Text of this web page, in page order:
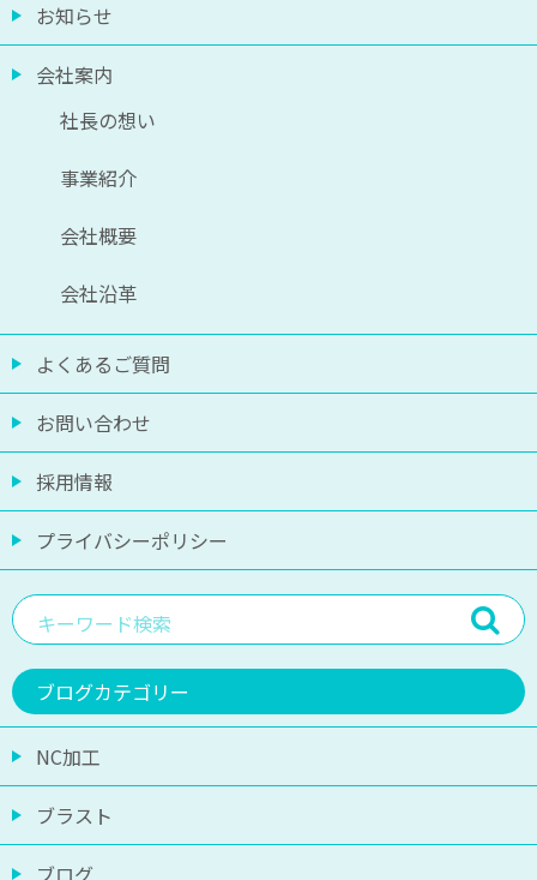
お知らせ
会社案内
社長の想い
事業紹介
会社概要
会社沿革
よくあるご質問
お問い合わせ
採用情報
プライバシーポリシー
ブログカテゴリー
NC加工
ブラスト